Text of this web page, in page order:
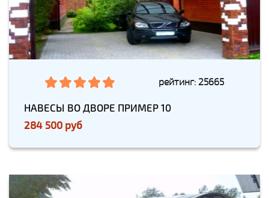
рейтинг: 25665
НАВЕСЫ ВО ДВОРЕ ПРИМЕР 10
284 500 руб